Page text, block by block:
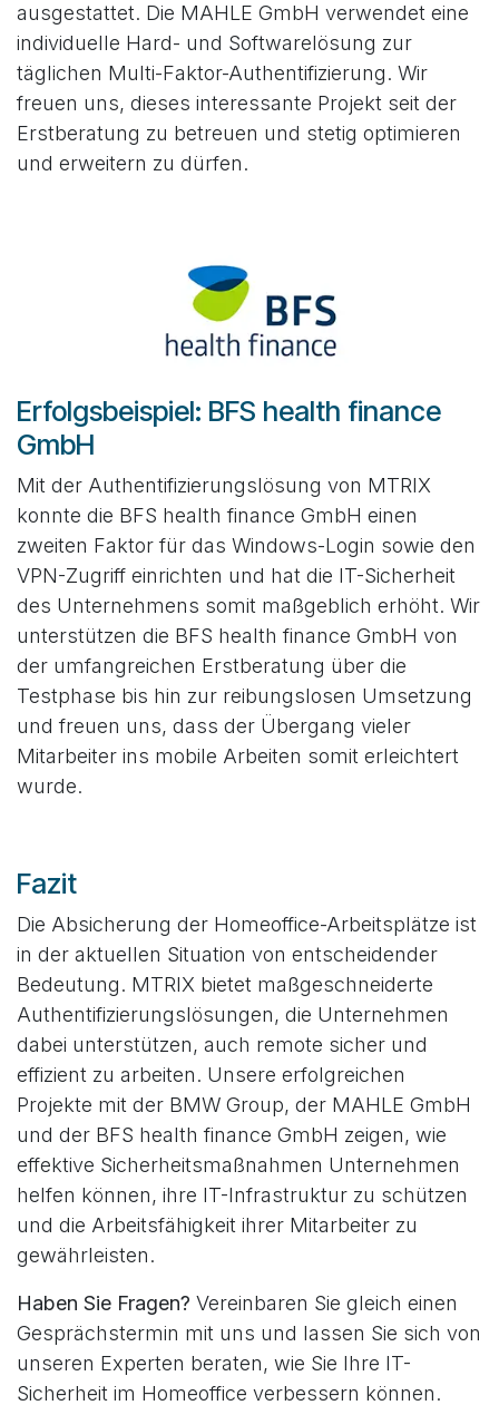
ausgestattet. Die MAHLE GmbH verwendet eine
individuelle Hard- und Softwarelösung zur
täglichen Multi-Faktor-Authentifizierung. Wir
freuen uns, dieses interessante Projekt seit der
Erstberatung zu betreuen und stetig optimieren
und erweitern zu dürfen.
Erfolgsbeispiel: BFS health finance
GmbH
Mit der Authentifizierungslösung von MTRIX
konnte die BFS health finance GmbH einen
zweiten Faktor für das Windows-Login sowie den
VPN-Zugriff einrichten und hat die IT-Sicherheit
des Unternehmens somit maßgeblich erhöht. Wir
unterstützen die BFS health finance GmbH von
der umfangreichen Erstberatung über die
Testphase bis hin zur reibungslosen Umsetzung
und freuen uns, dass der Übergang vieler
Mitarbeiter ins mobile Arbeiten somit erleichtert
wurde.
Fazit
Die Absicherung der Homeoffice-Arbeitsplätze ist
in der aktuellen Situation von entscheidender
Bedeutung. MTRIX bietet maßgeschneiderte
Authentifizierungslösungen, die Unternehmen
dabei unterstützen, auch remote sicher und
effizient zu arbeiten. Unsere erfolgreichen
Projekte mit der BMW Group, der MAHLE GmbH
und der BFS health finance GmbH zeigen, wie
effektive Sicherheitsmaßnahmen Unternehmen
helfen können, ihre IT-Infrastruktur zu schützen
und die Arbeitsfähigkeit ihrer Mitarbeiter zu
gewährleisten.
Haben Sie Fragen? Vereinbaren Sie gleich einen
Gesprächstermin mit uns und lassen Sie sich von
unseren Experten beraten, wie Sie Ihre IT-
Sicherheit im Homeoffice verbessern können.